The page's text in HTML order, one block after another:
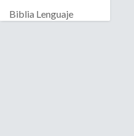
Biblia Lenguaje